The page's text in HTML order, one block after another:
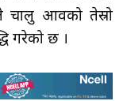
चालु आवको तेस्रो
गरेको छ ।